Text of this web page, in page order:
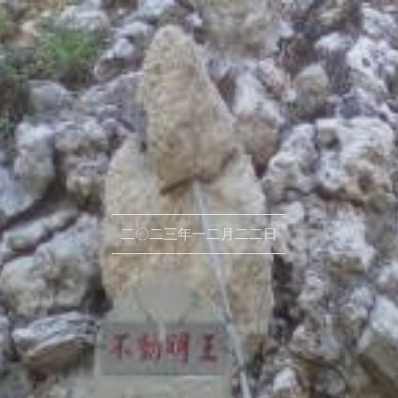
二〇二三年​一二月二二日